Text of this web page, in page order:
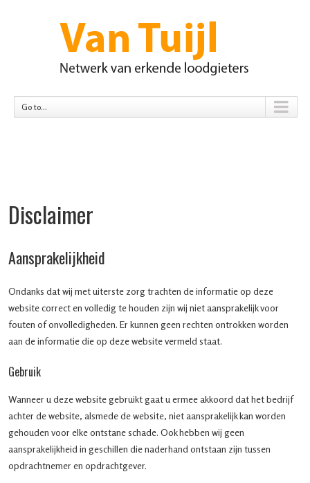
Go to...
Disclaimer
Aansprakelijkheid
Ondanks dat wij met uiterste zorg trachten de informatie op deze
website correct en volledig te houden zijn wij niet aansprakelijk voor
fouten of onvolledigheden. Er kunnen geen rechten ontrokken worden
aan de informatie die op deze website vermeld staat.
Gebruik
Wanneer u deze website gebruikt gaat u ermee akkoord dat het bedrijf
achter de website, alsmede de website, niet aansprakelijk kan worden
gehouden voor elke ontstane schade. Ook hebben wij geen
aansprakelijkheid in geschillen die naderhand ontstaan zijn tussen
opdrachtnemer en opdrachtgever.